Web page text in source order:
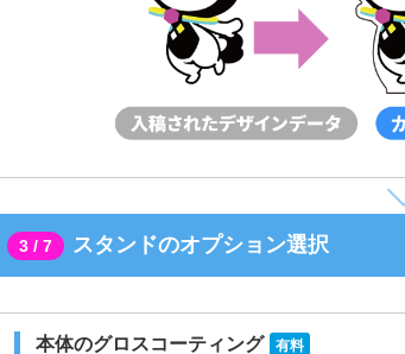
3 / 7 スタンドのオプション選択
本体のグロスコーティング 有料